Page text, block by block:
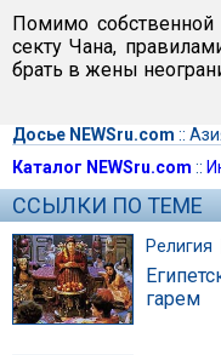
Помимо
секту Чана,
брать в жены
Досье NEWSru.com ::
Каталог NEWSru.com ::
ССЫЛКИ ПО ТЕМЕ
Религия
гарем